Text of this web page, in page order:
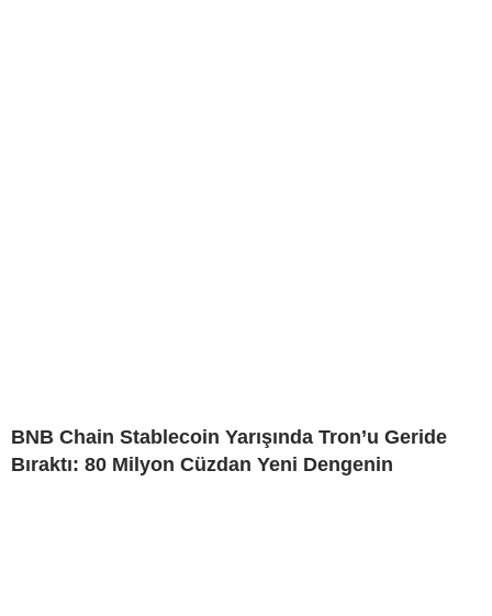
BNB Chain Stablecoin Yarışında Tron’u Geride
Bıraktı: 80 Milyon Cüzdan Yeni Dengenin